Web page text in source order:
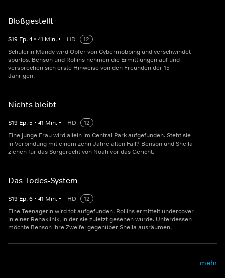
Bloßgestellt
S19 Ep.4 • 41 Min. • HD
12
Schülerin Mandy wird Opfer von Cybermobbing und verschwindet
spurlos. Benson und Rollins nehmen die Ermittlungen auf und
versprechen sich erste Hinweise von den Freunden der 15-
Jährigen.
Nichts bleibt
S19 Ep.5 • 41 Min. • HD
12
Eine junge Frau wird allein im Central Park aufgefunden. Steht sie
in Verbindung mit einem zehn Jahre alten Fall? Benson und Sheila
ziehen für das Sorgerecht von Noah vor das Gericht.
Das Todes-System
S19 Ep.6 • 41 Min. • HD
12
Eine Teenagerin wird tot aufgefunden. Rollins ermittelt undercover
in einer Rehaklinik, in der sie zuletzt gesehen wurde. Unterdessen
möchte Benson ihre Zweifel gegenüber Sheila ausräumen.
mehr